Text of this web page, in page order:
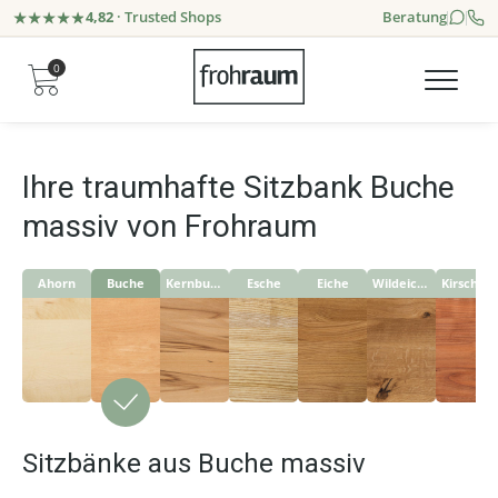
4,82 · Trusted Shops Beratung
0
Ihre traumhafte Sitzbank Buche
massiv von Frohraum
Ahorn Buche Kernbuche Esche Eiche Wildeiche
Sitzbänke aus Buche massiv